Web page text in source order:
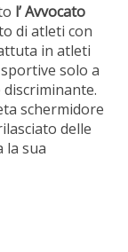
l’ Avvocato
di atleti con
in atleti
solo a
schermidore
delle
la sua